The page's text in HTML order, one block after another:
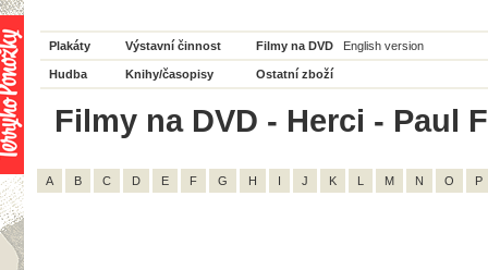
Plakáty Výstavní činnost Filmy na DVD English version
Hudba Knihy/časopisy Ostatní zboží
Filmy na DVD - Herci - Paul
A B C D E F G H I J K L M N O P